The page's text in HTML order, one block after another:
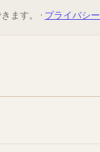
ます。 · プライバシー